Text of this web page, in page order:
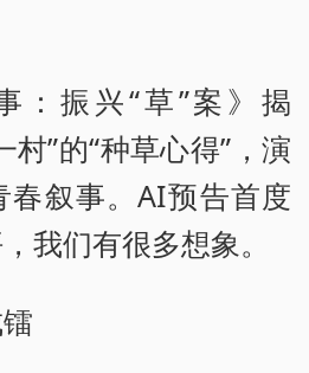
：振兴“草”案》揭
村”的“种草心得”，演
春叙事。AI预告首度
我们有很多想象。